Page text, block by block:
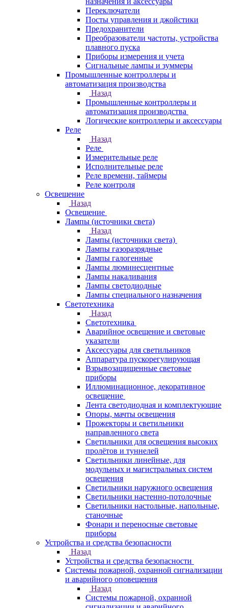
Переключатели
Посты управления и джойстики
Предохранители
Преобразователи частоты, устройства
плавного пуска
Приборы измерения и учета
Сигнальные лампы и зуммеры
Промышленные контроллеры и
автоматизация производства
Назад
Промышленные контроллеры и
автоматизация производства
Логические контроллеры и аксессуары
Реле
Назад
Реле
Измерительные реле
Исполнительные реле
Реле времени, таймеры
Реле контроля
Освещение
Назад
Освещение
Лампы (источники света)
Назад
Лампы (источники света)
Лампы газоразрядные
Лампы галогенные
Лампы люминесцентные
Лампы накаливания
Лампы светодиодные
Лампы специального назначения
Светотехника
Назад
Светотехника
Аварийное освещение и световые
указатели
Аксессуары для светильников
Аппаратура пускорегулирующая
Взрывозащищенные световые
приборы
Иллюминационное, декоративное
освещение
Лента светодиодная и комплектующие
Опоры, мачты освещения
Прожекторы и светильники
направленного света
Светильники для освещения высоких
пролётов и туннелей
Светильники линейные, для
модульных и магистральных систем
освещения
Светильники наружного освещения
Светильники настенно-потолочные
Светильники настольные, напольные,
станочные
Фонари и переносные световые
приборы
Устройства и средства безопасности
Назад
Устройства и средства безопасности
Системы пожарной, охранной сигнализации
и аварийного оповещения
Назад
Системы пожарной, охранной